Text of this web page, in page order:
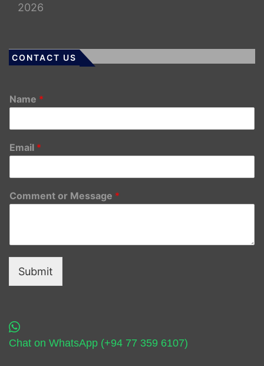
2026
CONTACT US
Name *
Email *
Comment or Message *
Submit
Chat on WhatsApp (+94 77 359 6107)